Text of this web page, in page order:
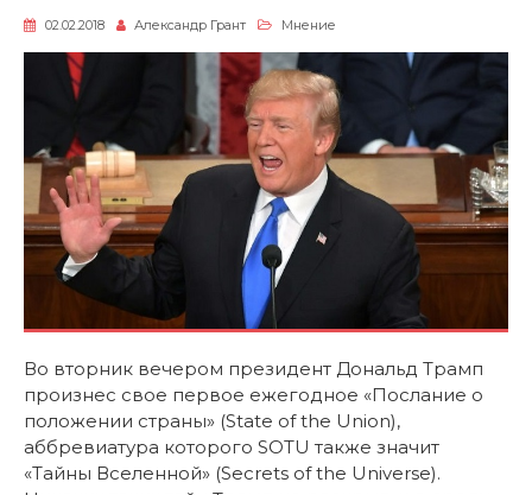
02.02.2018 Александр Грант Мнение
Во вторник вечером президент Дональд Трамп
произнес свое первое ежегодное «Послание о
положении страны» (State of the Union),
аббревиатура которого SOTU также значит
«Тайны Вселенной» (Secrets of the Universe).